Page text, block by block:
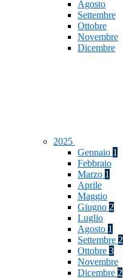
Agosto
Settembre
Ottobre
Novembre
Dicembre
2025
Gennaio 1
Febbraio
Marzo 1
Aprile
Maggio
Giugno 2
Luglio
Agosto 1
Settembre 2
Ottobre 3
Novembre
Dicembre 2